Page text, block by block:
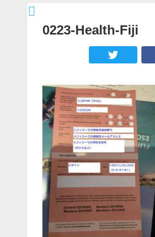
0223-Health-Fiji